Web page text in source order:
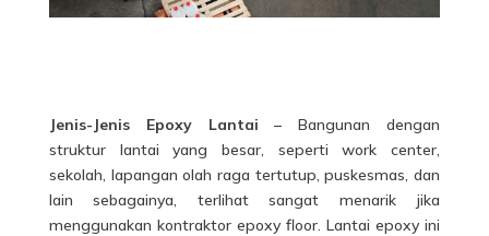
Jenis-Jenis Epoxy Lantai – Bangunan dengan
struktur lantai yang besar, seperti work center,
sekolah, lapangan olah raga tertutup, puskesmas, dan
lain sebagainya, terlihat sangat menarik jika
menggunakan kontraktor epoxy floor. Lantai epoxy ini